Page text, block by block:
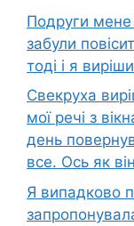
Подруги мене
забули
тоді і я
Свекруха
мої речі з
день
все. Ось як
Я випадково